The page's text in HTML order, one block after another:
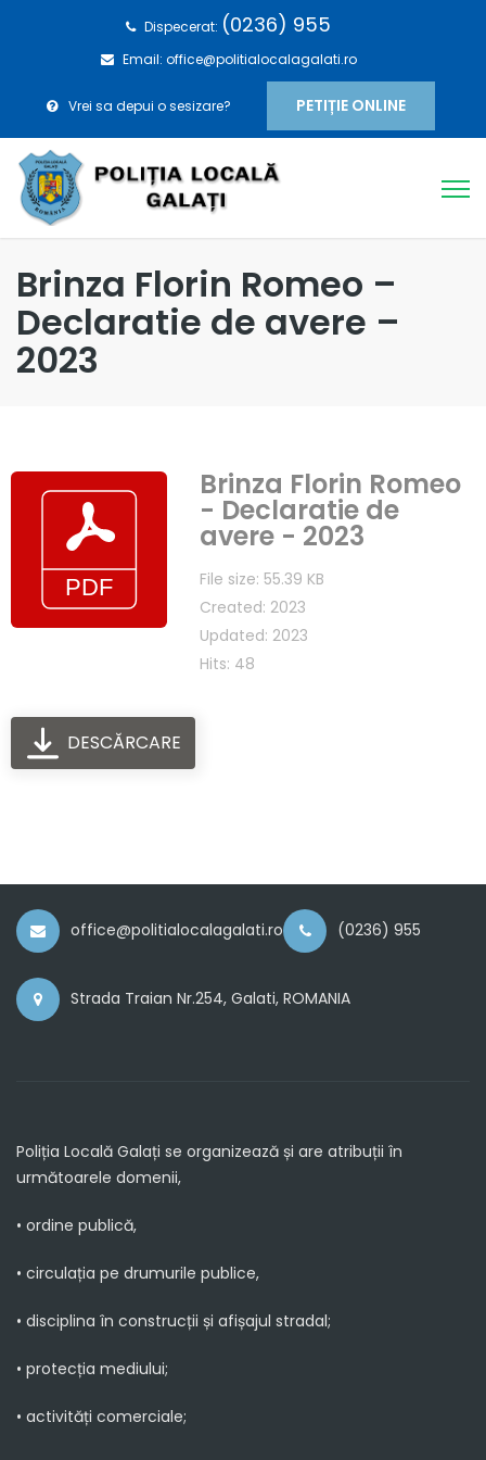
Dispecerat: (0236) 955
Email: office@politialocalagalati.ro
Vrei sa depui o sesizare? PETIȚIE ONLINE
Brinza Florin Romeo –
Declaratie de avere –
2023
Brinza Florin Romeo
- Declaratie de
avere - 2023
File size: 55.39 KB
Created: 2023
Updated: 2023
Hits: 48
DESCĂRCARE
office@politialocalagalati.ro (0236) 955
Strada Traian Nr.254, Galati, ROMANIA
Poliția Locală Galați se organizează și are atribuții în
următoarele domenii,
• ordine publică,
• circulația pe drumurile publice,
• disciplina în construcții și afișajul stradal;
• protecția mediului;
• activități comerciale;